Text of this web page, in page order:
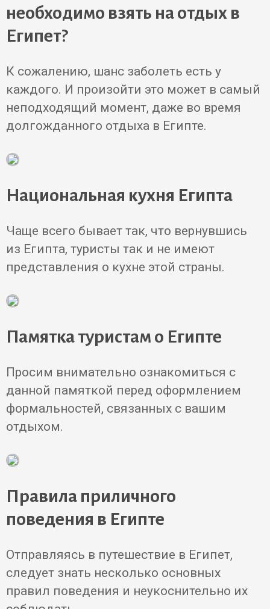
необходимо взять на отдых в
Египет?
К сожалению, шанс заболеть есть у
каждого. И произойти это может в самый
неподходящий момент, даже во время
долгожданного отдыха в Египте.
Национальная кухня Египта
Чаще всего бывает так, что вернувшись
из Египта, туристы так и не имеют
представления о кухне этой страны.
Памятка туристам о Египте
Просим внимательно ознакомиться с
данной памяткой перед оформлением
формальностей, связанных с вашим
отдыхом.
Правила приличного
поведения в Египте
Отправляясь в путешествие в Египет,
следует знать несколько основных
правил поведения и неукоснительно их